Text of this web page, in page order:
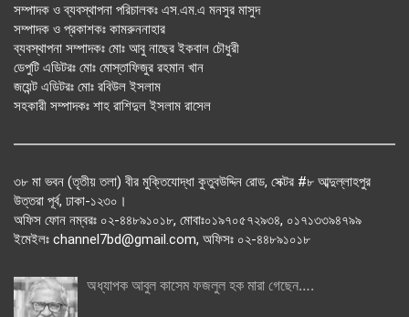
সম্পাদক ও ব্যবস্থাপনা পরিচালকঃ এস.এম.এ মনসুর মাসুদ
সম্পাদক ও প্রকাশকঃ কামরুননাহার
ব্যবস্থাপনা সম্পাদকঃ মোঃ আবু নাছের ইকবাল চৌধুরী
ডেপুটি এডিটরঃ মোঃ মোস্তাফিজুর রহমান খান
জয়েন্ট এডিটরঃ মোঃ রবিউল ইসলাম
সহকারী সম্পাদকঃ শাহ রাশিদুল ইসলাম রাসেল
৩৮ মা ভবন (তৃতীয় তলা) বীর মুক্তিযোদ্ধা কুতুবউদ্দিন রোড, সেক্টর #৮ আব্দুল্লাহপুর
উত্তরা পূর্ব, ঢাকা-১২৩০।
অফিস ফোন নম্বরঃ ০২-৪৪৮৯১০১৮, মোবাঃ০১৯৭০৫৭২৯৩৪, ০১৭১৩৩৯৪৭৯৯
ইমেইলঃ channel7bd@gmail.com, অফিসঃ ০২-৪৪৮৯১০১৮
অধ্যাপক আবুল কাসেম ফজলুল হক মারা গেছেন….